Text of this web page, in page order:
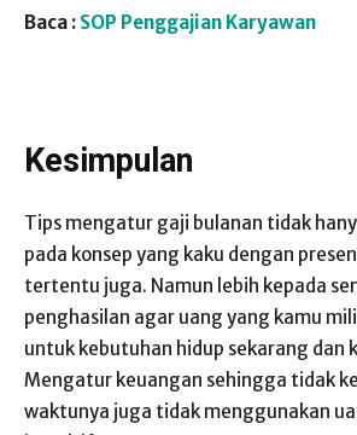
Baca : SOP Penggajian Karyawan
Kesimpulan
Tips mengatur gaji bulanan tidak
pada konsep yang kaku dengan
tertentu juga. Namun lebih kepada
penghasilan agar uang yang kamu
untuk kebutuhan hidup sekarang dan
Mengatur keuangan sehingga tidak
waktunya juga tidak menggunakan